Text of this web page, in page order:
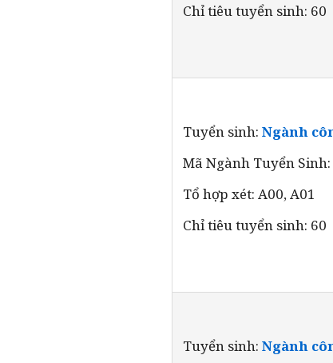
Chỉ tiêu tuyển sinh: 60
Tuyển sinh:Ngành
Mã Ngành Tuyển
Tổ hợp xét: A00, A01
Chỉ tiêu tuyển sinh: 60
Tuyển sinh:Ngành